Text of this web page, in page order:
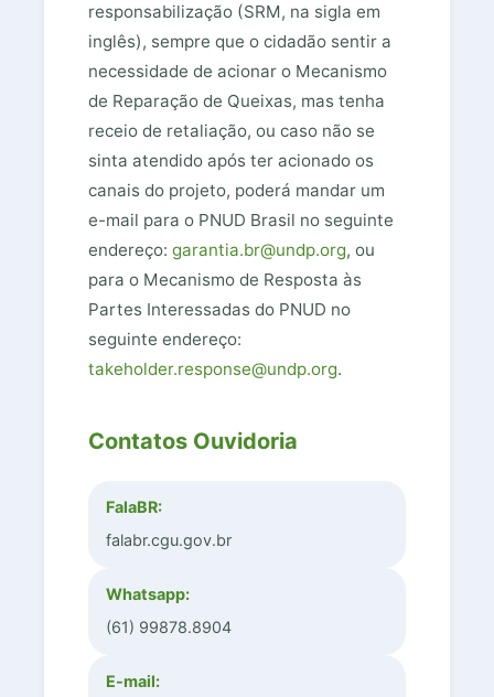
responsabilização (SRM, na sigla em
inglês), sempre que o cidadão sentir a
necessidade de acionar o Mecanismo
de Reparação de Queixas, mas tenha
receio de retaliação, ou caso não se
sinta atendido após ter acionado os
canais do projeto, poderá mandar um
e-mail para o PNUD Brasil no seguinte
endereço: garan­tia.br@undp.org, ou
para o Mecanismo de Resposta às
Partes Interessadas do PNUD no
seguinte endereço:
takeholder.response@undp.org.
Contatos Ouvidoria
FalaBR:
falabr.cgu.gov.br
Whatsapp:
(61) 99878.8904
E-mail: